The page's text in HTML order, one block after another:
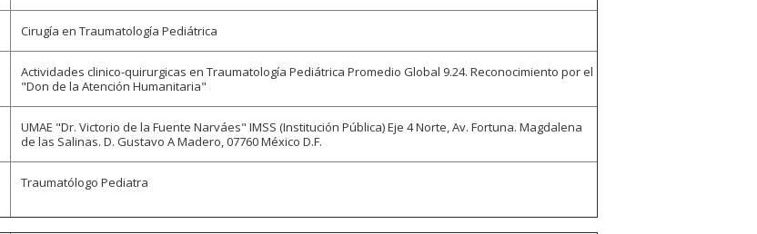
Cirugía en Traumatología Pediátrica
Actividades clinico-quirurgicas en Traumatología Pediátrica Promedio Global 9.24. Reconocimiento por el
"Don de la Atención Humanitaria"
UMAE "Dr. Victorio de la Fuente Narváes" IMSS (Institución Pública) Eje 4 Norte, Av. Fortuna. Magdalena
de las Salinas. D. Gustavo A Madero, 07760 México D.F.
Traumatólogo Pediatra